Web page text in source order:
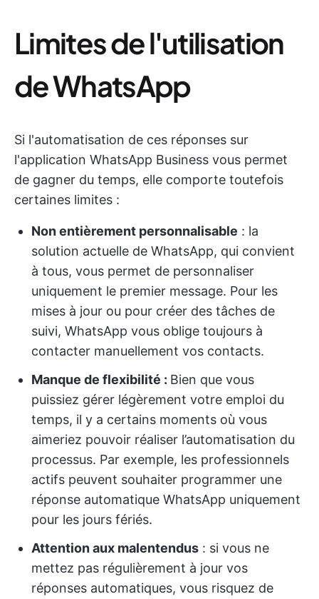
Limites de l'utilisation
de WhatsApp
Si l'automatisation de ces réponses sur
l'application WhatsApp Business vous permet
de gagner du temps, elle comporte toutefois
certaines limites :
Non entièrement personnalisable : la
solution actuelle de WhatsApp, qui convient
à tous, vous permet de personnaliser
uniquement le premier message. Pour les
mises à jour ou pour créer des tâches de
suivi, WhatsApp vous oblige toujours à
contacter manuellement vos contacts.
Manque de flexibilité : Bien que vous
puissiez gérer légèrement votre emploi du
temps, il y a certains moments où vous
aimeriez pouvoir réaliser l’automatisation du
processus. Par exemple, les professionnels
actifs peuvent souhaiter programmer une
réponse automatique WhatsApp uniquement
pour les jours fériés.
Attention aux malentendus : si vous ne
mettez pas régulièrement à jour vos
réponses automatiques, vous risquez de